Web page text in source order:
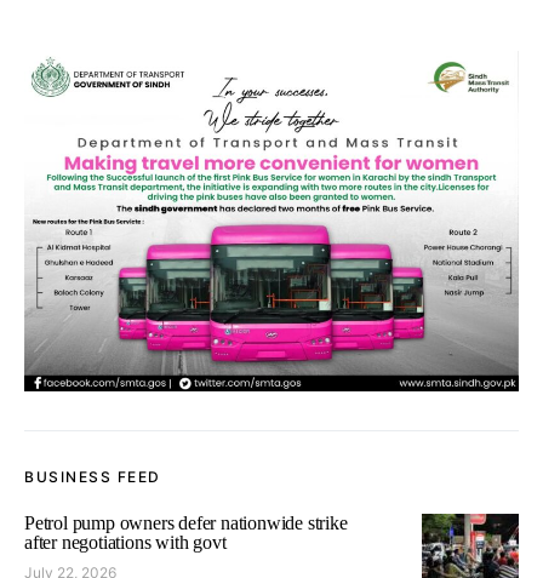
BUSINESS FEED
Petrol pump owners defer nationwide strike
after negotiations with govt
July 22, 2026